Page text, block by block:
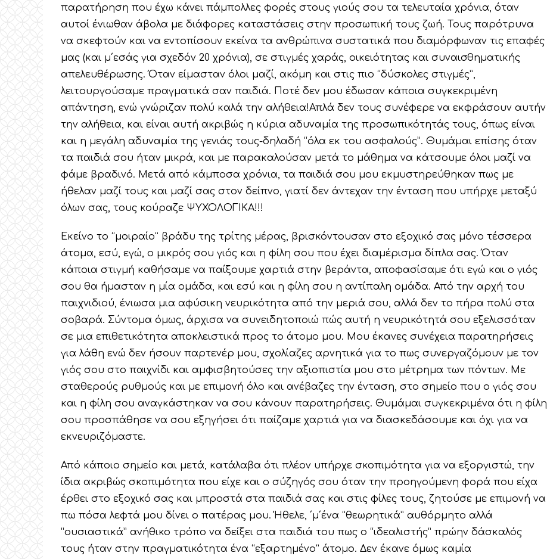
παρατήρηση που έχω κάνει πάμπολλες φορές στους γιούς σου τα τελευταία χρόνια, όταν
αυτοί ένιωθαν άβολα με διάφορες καταστάσεις στην προσωπική τους ζωή. Τους παρότρυνα
να σκεφτούν και να εντοπίσουν εκείνα τα ανθρώπινα συστατικά που διαμόρφωναν τις επαφές
μας (και μ΄εσάς για σχεδόν 20 χρόνια), σε στιγμές χαράς, οικειότητας και συναισθηματικής
απελευθέρωσης. Όταν είμασταν όλοι μαζί, ακόμη και στις πιο “δύσκολες στιγμές”,
λειτουργούσαμε πραγματικά σαν παιδιά. Ποτέ δεν μου έδωσαν κάποια συγκεκριμένη
απάντηση, ενώ γνώριζαν πολύ καλά την αλήθεια!Απλά δεν τους συνέφερε να εκφράσουν αυτήν
την αλήθεια, και είναι αυτή ακριβώς η κύρια αδυναμία της προσωπικότητάς τους, όπως είναι
και η μεγάλη αδυναμία της γενιάς τους-δηλαδή “όλα εκ του ασφαλούς”. Θυμάμαι επίσης όταν
τα παιδιά σου ήταν μικρά, και με παρακαλούσαν μετά το μάθημα να κάτσουμε όλοι μαζί να
φάμε βραδινό. Μετά από κάμποσα χρόνια, τα παιδιά σου μου εκμυστηρεύθηκαν πως με
ήθελαν μαζί τους και μαζί σας στον δείπνο, γιατί δεν άντεχαν την ένταση που υπήρχε μεταξύ
όλων σας, τους κούραζε ΨΥΧΟΛΟΓΙΚΑ!!!
Εκείνο το “μοιραίο” βράδυ της τρίτης μέρας, βρισκόντουσαν στο εξοχικό σας μόνο τέσσερα
άτομα, εσύ, εγώ, ο μικρός σου γιός και η φίλη σου που έχει διαμέρισμα δίπλα σας. Όταν
κάποια στιγμή καθήσαμε να παίξουμε χαρτιά στην βεράντα, αποφασίσαμε ότι εγώ και ο γιός
σου θα ήμασταν η μία ομάδα, και εσύ και η φίλη σου η αντίπαλη ομάδα. Από την αρχή του
παιχνιδιού, ένιωσα μια αφύσικη νευρικότητα από την μεριά σου, αλλά δεν το πήρα πολύ στα
σοβαρά. Σύντομα όμως, άρχισα να συνειδητοποιώ πώς αυτή η νευρικότητά σου εξελισσόταν
σε μια επιθετικότητα αποκλειστικά προς το άτομο μου. Μου έκανες συνέχεια παρατηρήσεις
για λάθη ενώ δεν ήσουν παρτενέρ μου, σχολίαζες αρνητικά για το πως συνεργαζόμουν με τον
γιός σου στο παιχνίδι και αμφισβητούσες την αξιοπιστία μου στο μέτρημα των πόντων. Με
σταθερούς ρυθμούς και με επιμονή όλο και ανέβαζες την ένταση, στο σημείο που ο γιός σου
και η φίλη σου αναγκάστηκαν να σου κάνουν παρατηρήσεις. Θυμάμαι συγκεκριμένα ότι η φίλη
σου προσπάθησε να σου εξηγήσει ότι παίζαμε χαρτιά για να διασκεδάσουμε και όχι για να
εκνευριζόμαστε.
Από κάποιο σημείο και μετά, κατάλαβα ότι πλέον υπήρχε σκοπιμότητα για να εξοργιστώ, την
ίδια ακριβώς σκοπιμότητα που είχε και ο σύζηγός σου όταν την προηγούμενη φορά που είχα
έρθει στο εξοχικό σας και μπροστά στα παιδιά σας και στις φίλες τους, ζητούσε με επιμονή να
πω πόσα λεφτά μου δίνει ο πατέρας μου. Ήθελε, ΄μ΄ένα “θεωρητικά” αυθόρμητο αλλά
“ουσιαστικά” ανήθικο τρόπο να δείξει στα παιδιά του πως ο “ιδεαλιστής” πρώην δάσκαλός
τους ήταν στην πραγματικότητα ένα “εξαρτημένο” άτομο. Δεν έκανε όμως καμία